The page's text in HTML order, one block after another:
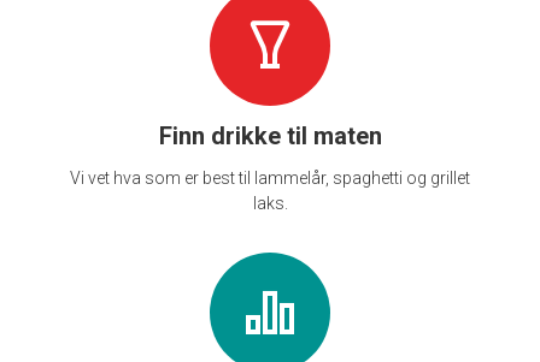
Finn drikke til maten
Vi vet hva som er best til lammelår, spaghetti og grillet
laks.